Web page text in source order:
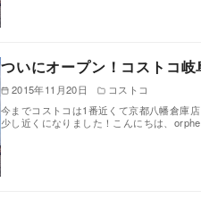
ついにオープン！コストコ
2015年11月20日
コストコ
今までコストコは1番近くて京都八幡倉庫
少し近くになりました！こんにちは、